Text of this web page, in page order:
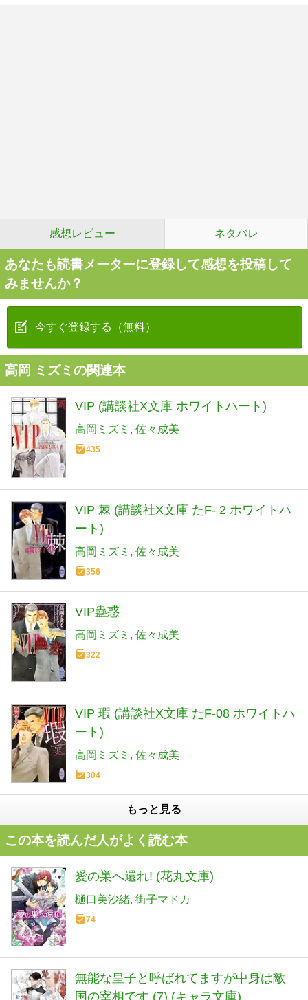
感想レビュー ネタバレ
あなたも読書メーターに登録して感想を投稿して
みませんか？
今すぐ登録する（無料）
高岡 ミズミの関連本
VIP (講談社X文庫 ホワイトハート)
高岡ミズミ 佐々成美
435
VIP 棘 (講談社X文庫 たF- 2 ホワイトハ
ート)
高岡ミズミ 佐々成美
356
VIP蠱惑
高岡ミズミ 佐々成美
322
VIP 瑕 (講談社X文庫 たF-08 ホワイトハ
ート)
高岡ミズミ 佐々成美
304
もっと見る
この本を読んだ人がよく読む本
愛の巣へ還れ! (花丸文庫)
樋口美沙緒 街子マドカ
74
無能な皇子と呼ばれてますが中身は敵
国の宰相です (7) (キャラ文庫)